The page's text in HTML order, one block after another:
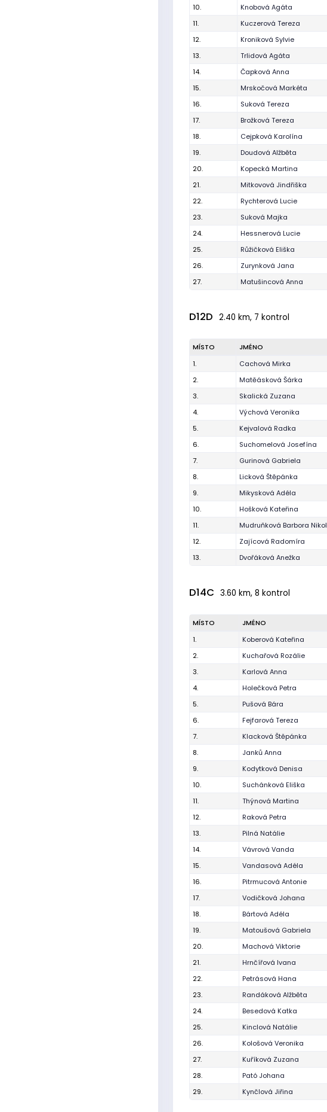
10.
Knobová Agáta
11.
Kuczerová Tereza
12.
Kroniková Sylvie
13.
Trlidová Agáta
14.
Čapková Anna
15.
Mrskočová Markéta
16.
Suková Tereza
17.
Brožková Tereza
18.
Cejpková Karolína
19.
Doudová Alžběta
20.
Kopecká Martina
21.
Mitkovová Jindřiška
22.
Rychterová Lucie
23.
Suková Majka
24.
Hessnerová Lucie
25.
Růžičková Eliška
26.
Zurynková Jana
27.
Matušincová Anna
D12D 2.40 km, 7 kontrol
MÍSTO JMÉNO
1.
Cachová Mirka
2.
Matěásková Šárka
3.
Skalická Zuzana
4.
Výchová Veronika
5.
Kejvalová Radka
6.
Suchomelová Josefína
7.
Gurinová Gabriela
8.
Licková Štěpánka
9.
Mikysková Adéla
10.
Hošková Kateřina
11.
Mudruňková Barbora Nikol
12.
Zajícová Radomíra
13.
Dvořáková Anežka
D14C 3.60 km, 8 kontrol
MÍSTO JMÉNO
1.
Koberová Kateřina
2.
Kuchařová Rozálie
3.
Karlová Anna
4.
Holečková Petra
5.
Pušová Bára
6.
Fejfarová Tereza
7.
Klacková Štěpánka
8.
Janků Anna
9.
Kodytková Denisa
10.
Suchánková Eliška
11.
Thýnová Martina
12.
Raková Petra
13.
Pilná Natálie
14.
Vávrová Vanda
15.
Vandasová Adéla
16.
Pitrmucová Antonie
17.
Vodičková Johana
18.
Bártová Adéla
19.
Matoušová Gabriela
20.
Machová Viktorie
21.
Hrnčířová Ivana
22.
Petrásová Hana
23.
Randáková Alžběta
24.
Besedová Katka
25.
Kinclová Natálie
26.
Kološová Veronika
27.
Kuříková Zuzana
28.
Pató Johana
29.
Kynčlová Jiřina